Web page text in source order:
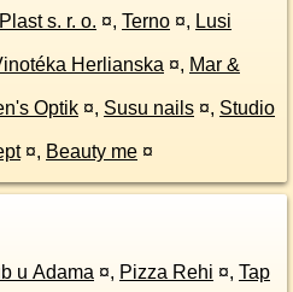
s. r. o. ¤, Terno ¤, Lusi
Herlianska ¤, Mar &
Optik ¤, Susu nails ¤, Studio
¤, Beauty me ¤
u Adama ¤, Pizza Rehi ¤, Tap